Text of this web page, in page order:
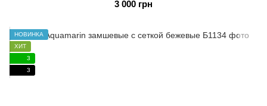
3 000 грн
НОВИНКА
ХИТ
3
3